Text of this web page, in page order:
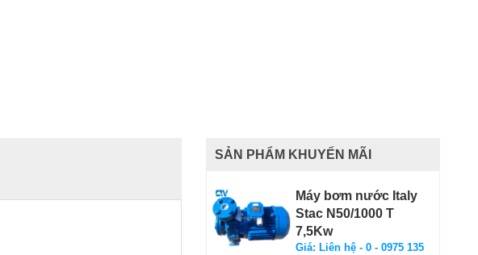
SẢN PHẨM KHUYẾN MÃI
Máy bơm nước Italy
Stac N50/1000 T
7,5Kw
Giá: Liên hệ - 0 - 0975 135